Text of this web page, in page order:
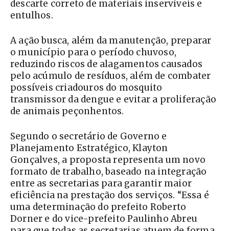
descarte correto de materiais inservíveis e
entulhos.
A ação busca, além da manutenção, preparar
o município para o período chuvoso,
reduzindo riscos de alagamentos causados
pelo acúmulo de resíduos, além de combater
possíveis criadouros do mosquito
transmissor da dengue e evitar a proliferação
de animais peçonhentos.
Segundo o secretário de Governo e
Planejamento Estratégico, Klayton
Gonçalves, a proposta representa um novo
formato de trabalho, baseado na integração
entre as secretarias para garantir maior
eficiência na prestação dos serviços. “Essa é
uma determinação do prefeito Roberto
Dorner e do vice-prefeito Paulinho Abreu